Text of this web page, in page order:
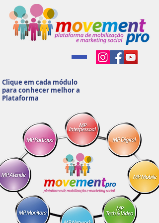
Clique em cada módulo
para conhecer melhor a
Plataforma